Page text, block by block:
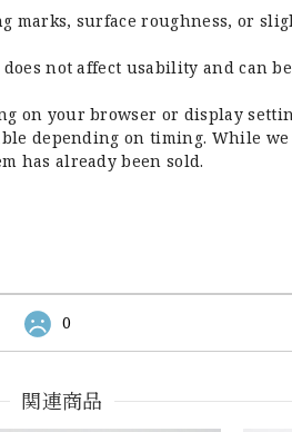
marks, surface roughness, or
not affect usability and can
on your browser or display
depending on timing. While
has already been sold.
0
関連商品